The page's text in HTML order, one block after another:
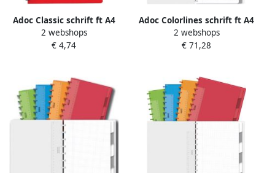
Adoc Classic schrift ft A4
144 bladzijden commercieel
geruit geassorteerde
2 webshops
€ 4,74
Adoc Colorlines schrift ft A4
144 bladzijden geruit 5 mm
geassorteerde kleuren
2 webshops
€ 71,28